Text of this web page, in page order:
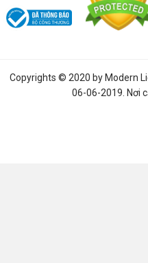
Copyrights © 2020 by Modern
06-06-2019. Nơi